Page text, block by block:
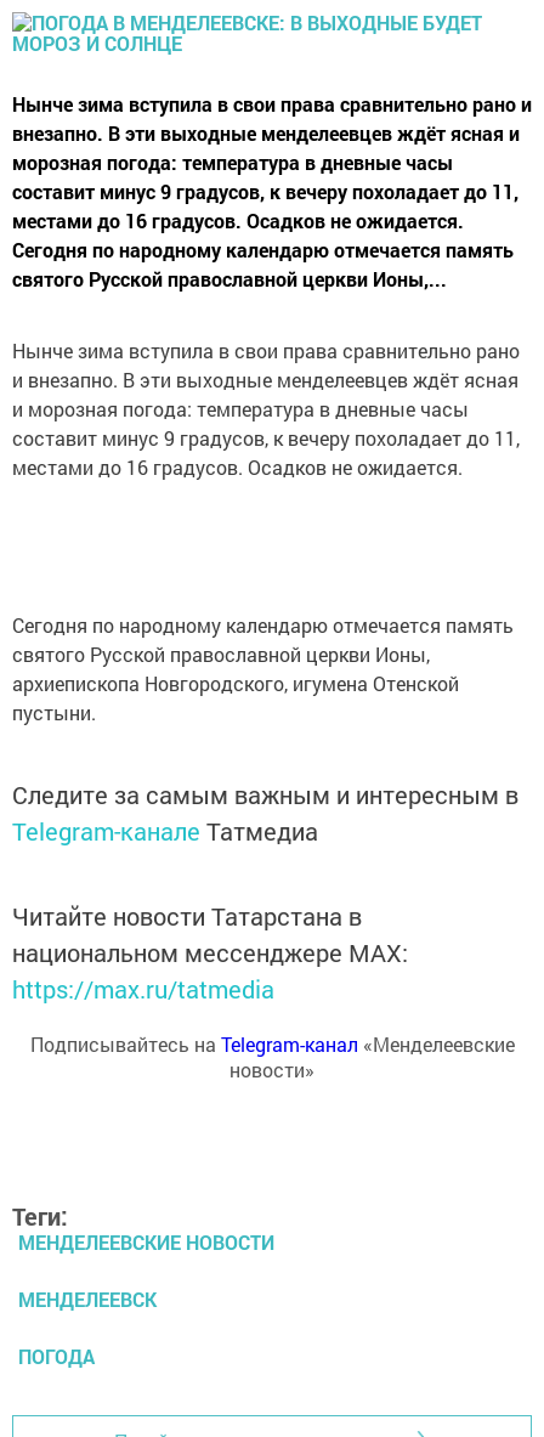
Нынче зима вступила в свои права сравнительно рано и
внезапно. В эти выходные менделеевцев ждёт ясная и
морозная погода: температура в дневные часы
составит минус 9 градусов, к вечеру похоладает до 11,
местами до 16 градусов. Осадков не ожидается.
Сегодня по народному календарю отмечается память
святого Русской православной церкви Ионы,...
Нынче зима вступила в свои права сравнительно рано
и внезапно. В эти выходные менделеевцев ждёт ясная
и морозная погода: температура в дневные часы
составит минус 9 градусов, к вечеру похоладает до 11,
местами до 16 градусов. Осадков не ожидается.
Сегодня по народному календарю отмечается память
святого Русской православной церкви Ионы,
архиепископа Новгородского, игумена Отенской
пустыни.
Следите за самым важным и интересным в
Telegram-канале Татмедиа
Читайте новости Татарстана в
национальном мессенджере MАХ:
https://max.ru/tatmedia
Подписывайтесь на Telegram-канал «Менделеевские
новости»
Теги:
МЕНДЕЛЕЕВСКИЕ НОВОСТИ
МЕНДЕЛЕЕВСК
ПОГОДА